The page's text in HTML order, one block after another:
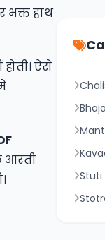
भक्त हाथ
ऐसे
आरती
Stuti